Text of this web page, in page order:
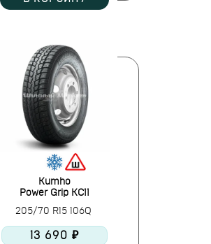
Kumho
Power Grip KC11
205/70 R15 106Q
13 690 ₽